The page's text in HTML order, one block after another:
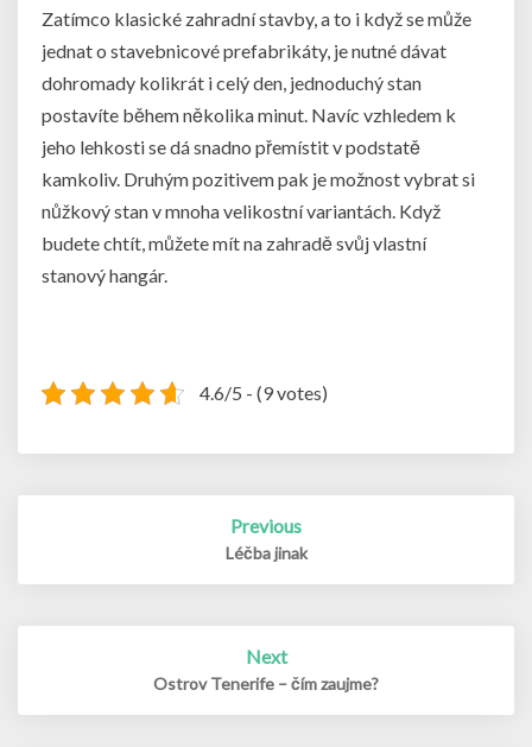
Zatímco klasické zahradní stavby, a to i když se může
jednat o stavebnicové prefabrikáty, je nutné dávat
dohromady kolikrát i celý den, jednoduchý stan
postavíte během několika minut. Navíc vzhledem k
jeho lehkosti se dá snadno přemístit v podstatě
kamkoliv. Druhým pozitivem pak je možnost vybrat si
nůžkový stan v mnoha velikostní variantách. Když
budete chtít, můžete mít na zahradě svůj vlastní
stanový hangár.
4.6/5 - (9 votes)
Previous
Léčba jinak
Next
Ostrov Tenerife – čím zaujme?